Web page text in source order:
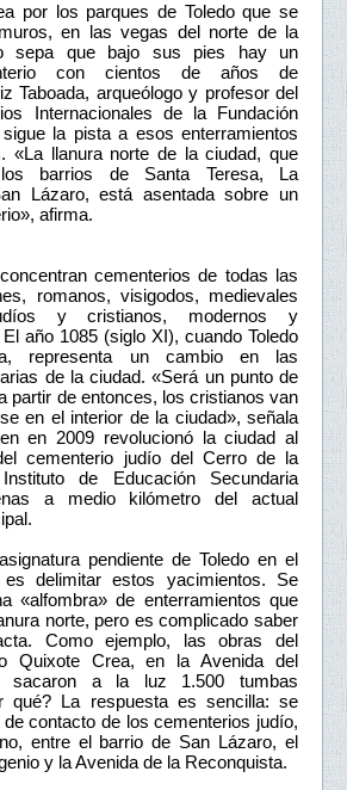
por los parques de Toledo que se
en las vegas del norte de la
sepa que bajo sus pies hay un
con cientos de años de
Taboada, arqueólogo y profesor del
Internacionales de la Fundación
la pista a esos enterramientos
«La llanura norte de la ciudad, que
barrios de Santa Teresa, La
Lázaro, está asentada sobre un
afirma.
cementerios de todas las
romanos, visigodos, medievales
y cristianos, modernos y
año 1085 (siglo XI), cuando Toledo
representa un cambio en las
de la ciudad. «Será un punto de
partir de entonces, los cristianos van
en el interior de la ciudad», señala
en 2009 revolucionó la ciudad al
cementerio judío del Cerro de la
de Educación Secundaria
a medio kilómetro del actual
pendiente de Toledo en el
es delimitar estos yacimientos. Se
«alfombra» de enterramientos que
norte, pero es complicado saber
Como ejemplo, las obras del
Quixote Crea, en la Avenida del
sacaron a la luz 1.500 tumbas
qué? La respuesta es sencilla: se
contacto de los cementerios judío,
entre el barrio de San Lázaro, el
y la Avenida de la Reconquista.